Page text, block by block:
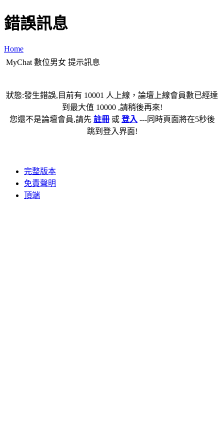
錯誤訊息
Home
MyChat 數位男女 提示訊息
狀態:發生錯誤,目前有 10001 人上線，論壇上線會員數已經達
到最大值 10000 ,請稍後再來!
您還不是論壇會員,請先 註冊或 登入 ---同時頁面將在5秒後
跳到登入界面!
完整版本
免責聲明
頂端